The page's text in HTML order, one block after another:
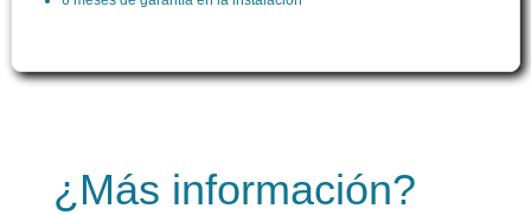
¿Más información?